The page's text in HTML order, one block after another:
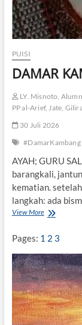
PUISI
DAMAR
LY. Misnoto,
PP al-Arief, Jate,
30 Juli 2026
#DamarKambang
AYAH; GURU
barangkali,
kematian.
langkah: ada
View MoreD
M
A
R
K
A
M
B
A
N
Pages: 1 2 3